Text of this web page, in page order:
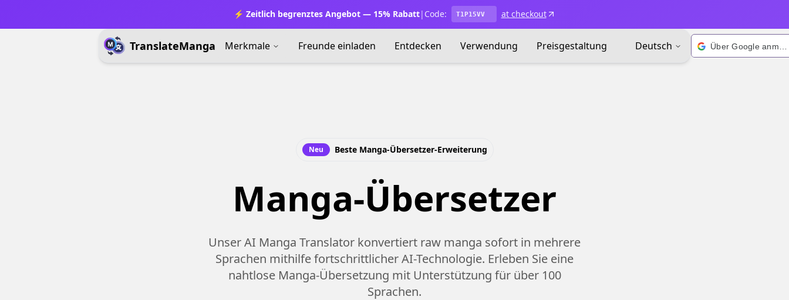
⚡ Zeitlich begrenztes Angebot — 15% Rabatt| Code: T1P15VV at checkout
TranslateManga Merkmale Freunde einladen Entdecken Verwendung Preisgestaltung Deutsch
Neu Beste Manga-Übersetzer-Erweiterung
Manga-Übersetzer
Unser AI Manga Translator konvertiert raw manga sofort in mehrere
Sprachen mithilfe fortschrittlicher AI-Technologie. Erleben Sie eine
nahtlose Manga-Übersetzung mit Unterstützung für über 100
Sprachen.